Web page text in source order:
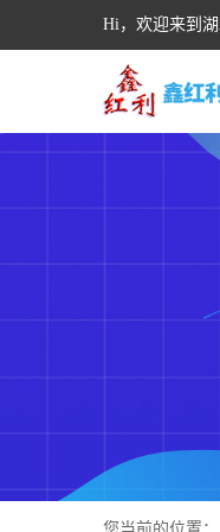
Hi，欢迎来到